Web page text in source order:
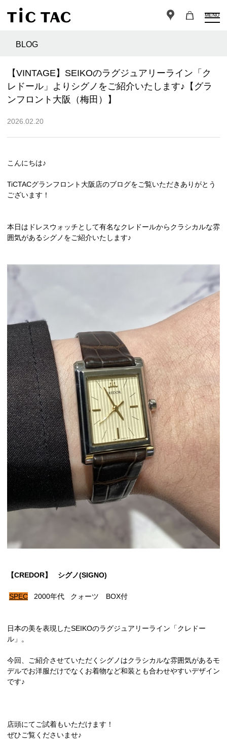
MENU
BLOG
【VINTAGE】SEIKOのラグジュアリーライン「ク
レドール」よりシグノをご紹介いたします♪【グラ
ンフロント大阪（梅田）】
2026.02.20
こんにちは♪
TiCTACグランフロント大阪店のブログをご覧いただきありがとう
ございます！
本日はドレスウォッチとして有名なクレドールからクラシカルな雰
囲気があるシグノをご紹介いたします♪
【CREDOR】 シグノ(SIGNO)
SPEC 2000年代 クォーツ BOX付
日本の美を表現したSEIKOのラグジュアリーライン「クレドー
ル」。
今回、ご紹介させていただくシグノはクラシカルな雰囲気があるモ
デルでお洋服だけでなくお着物など和装とも合わせやすいデザイン
です♪
店頭にてご試着もいただけます！
ぜひご覧くださいませ♪